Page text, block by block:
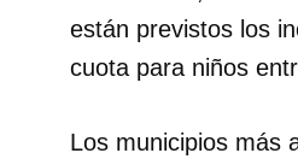
están previstos los
cuota para niños
Los municipios más